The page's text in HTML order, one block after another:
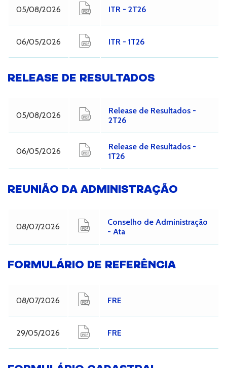
05/08/2026 ITR - 2T26
06/05/2026 ITR - 1T26
RELEASE DE RESULTADOS
05/08/2026
Release de Resultados -
2T26
06/05/2026
Release de Resultados -
1T26
REUNIÃO DA ADMINISTRAÇÃO
08/07/2026
Conselho de Administração
- Ata
FORMULÁRIO DE REFERÊNCIA
08/07/2026 FRE
29/05/2026 FRE